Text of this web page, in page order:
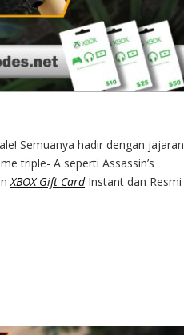
Semuanya hadir dengan jajaran
triple- A seperti Assassin’s
XBOX Gift CardInstant dan Resmi